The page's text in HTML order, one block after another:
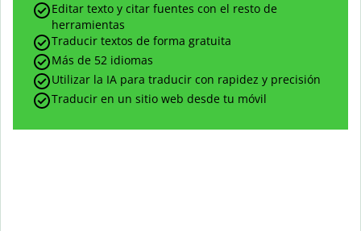
Editar texto y citar fuentes con el resto de
herramientas
Traducir textos de forma gratuita
Más de 52 idiomas
Utilizar la IA para traducir con rapidez y precisión
Traducir en un sitio web desde tu móvil